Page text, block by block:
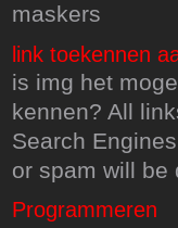
maskers
link toekennen
is img het
kennen? All
Search
or spam will be
Programmeren